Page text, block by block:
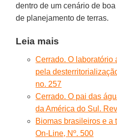
dentro de um cenário de
de planejamento de terras.
Leia mais
Cerrado. O laboratório
pela
no. 257
Cerrado. O pai das
da América do Sul.
Biomas brasileiros e a
On-Line, Nº. 500